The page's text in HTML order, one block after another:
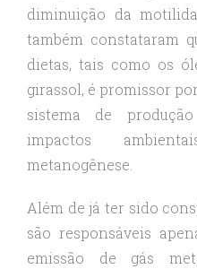
diminuição da
também constataram
dietas, tais como os
girassol, é promissor
sistema de
impactos
metanogênese.
Além de já ter sido
são responsáveis
emissão de gás